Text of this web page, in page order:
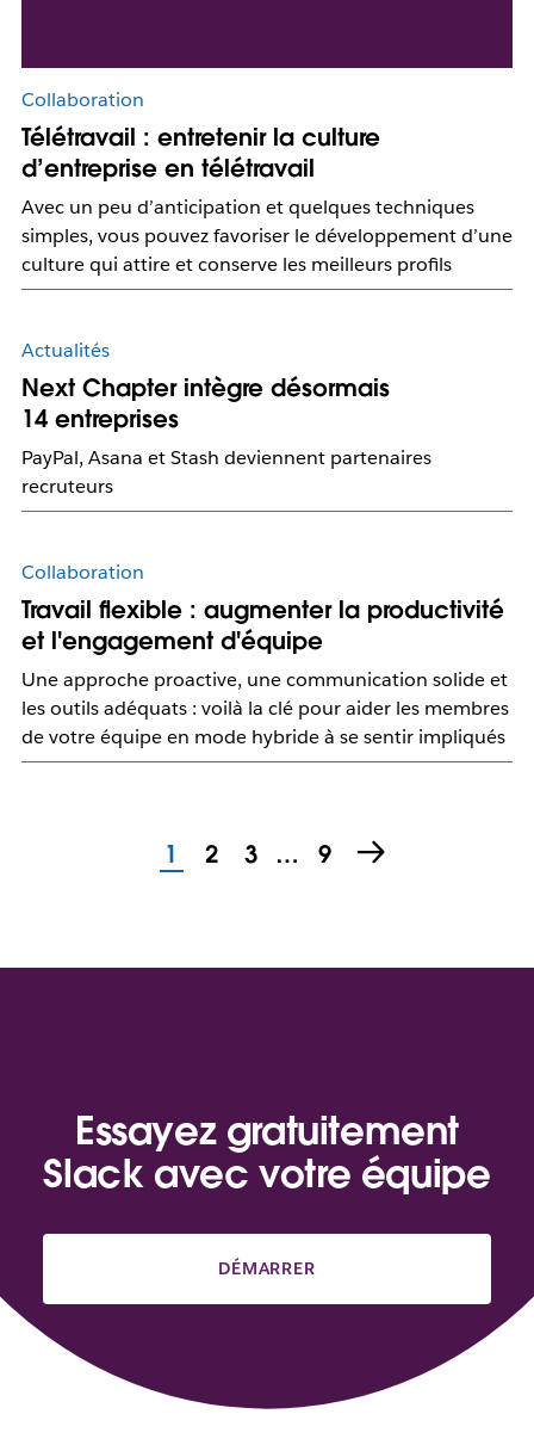
Collaboration
Télétravail : entretenir la culture
d’entreprise en télétravail
Avec un peu d’anticipation et quelques techniques
simples, vous pouvez favoriser le développement d’une
culture qui attire et conserve les meilleurs profils
Actualités
Next Chapter intègre désormais
14 entreprises
PayPal, Asana et Stash deviennent partenaires
recruteurs
Collaboration
Travail flexible : augmenter la productivité
et l'engagement d'équipe
Une approche proactive, une communication solide et
les outils adéquats : voilà la clé pour aider les membres
de votre équipe en mode hybride à se sentir impliqués
1 2 3 … 9
Essayez gratuitement
Slack avec votre équipe
DÉMARRER